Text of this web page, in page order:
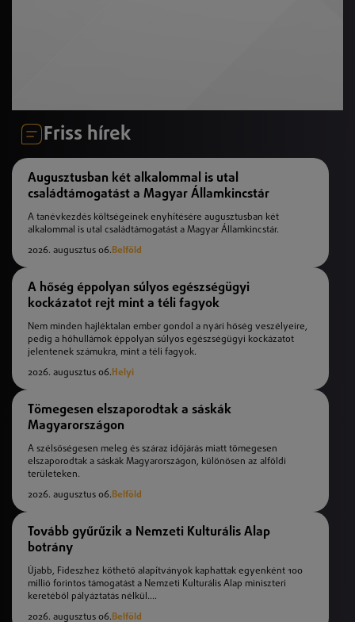
Friss hírek
Augusztusban két alkalommal is utal
családtámogatást a Magyar Államkincstár
A tanévkezdés költségeinek enyhítésére augusztusban két
alkalommal is utal családtámogatást a Magyar Államkincstár.
2026. augusztus 06.Belföld
A hőség éppolyan súlyos egészségügyi
kockázatot rejt mint a téli fagyok
Nem minden hajléktalan ember gondol a nyári hőség veszélyeire,
pedig a hőhullámok éppolyan súlyos egészségügyi kockázatot
jelentenek számukra, mint a téli fagyok.
2026. augusztus 06. Helyi
Tömegesen elszaporodtak a sáskák
Magyarországon
A szélsőségesen meleg és száraz időjárás miatt tömegesen
elszaporodtak a sáskák Magyarországon, különösen az alföldi
területeken.
2026. augusztus 06.Belföld
Tovább gyűrűzik a Nemzeti Kulturális Alap
botrány
Újabb, Fideszhez köthető alapítványok kaphattak egyenként 100
millió forintos támogatást a Nemzeti Kulturális Alap miniszteri
keretéből pályáztatás nélkül....
2026. augusztus 06.Belföld